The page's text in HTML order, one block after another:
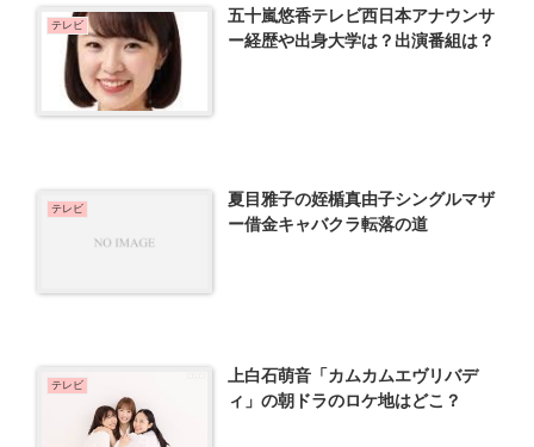
テレビ
五十嵐悠香テレビ西日本アナウンサ
ー経歴や出身大学は？出演番組は？
テレビ
夏目雅子の姪楯真由子シングルマザ
ー借金キャバクラ転落の道
テレビ
上白石萌音「カムカムエヴリバデ
ィ」の朝ドラのロケ地はどこ？